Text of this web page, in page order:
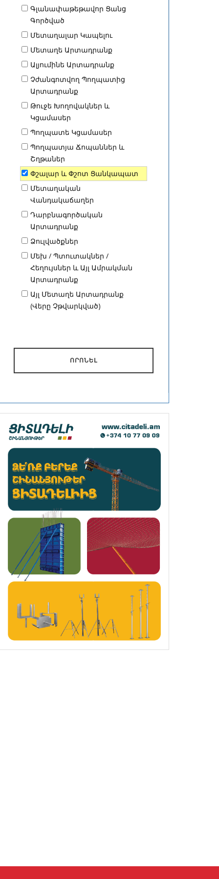
Գլանափաթեթավոր Ցանց
Գործված
Մետաղալար Կապելու
Մետաղե Արտադրանք
Ալյումինե Արտադրանք
Չժանգոտվող Պողպատից
Արտադրանք
Թուջե Խողովակներ և
Կցամասեր
Պողպատե Կցամասեր
Պողպատյա Ճոպաններ և
Շղթաներ
Փշալար և Փշոտ Ցանկապատ
Մետաղական
Վանդակաճաղեր
Դարբնագործական
Արտադրանք
Ձուլվածքներ
Մեխ / Պտուտակներ /
Հեղույսներ և Այլ Ամրակման
Արտադրանք
Այլ Մետաղե Արտադրանք
(Վերը Չթվարկված)
ՈՐՈՆԵԼ